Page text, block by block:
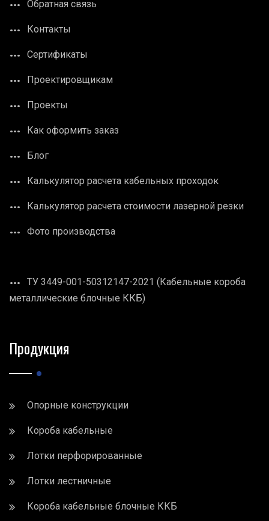
Обратная связь
Контакты
Сертификаты
Проектировщикам
Проекты
Как оформить заказ
Блог
Калькулятор расчета кабельных проходок
Калькулятор расчета стоимости лазерной резки
Фото производства
ТУ 3449-001-50312147-2021 (Кабельные короба
металлические блочные ККБ)
Продукция
Опорные конструкции
Короба кабельные
Лотки перфорированные
Лотки лестничные
Короба кабельные блочные ККБ